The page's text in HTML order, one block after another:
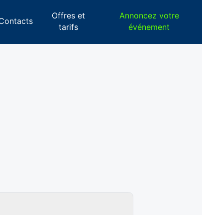
Offres et
tarifs
Annoncez votre
événement